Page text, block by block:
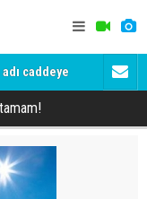
caddeye